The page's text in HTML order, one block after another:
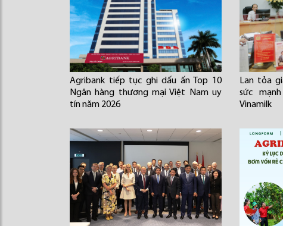
Agribank tiếp tục ghi dấu ấn Top 10
Ngân hàng thương mại Việt Nam uy
tín năm 2026
Lan tỏa
sức
Vinamilk